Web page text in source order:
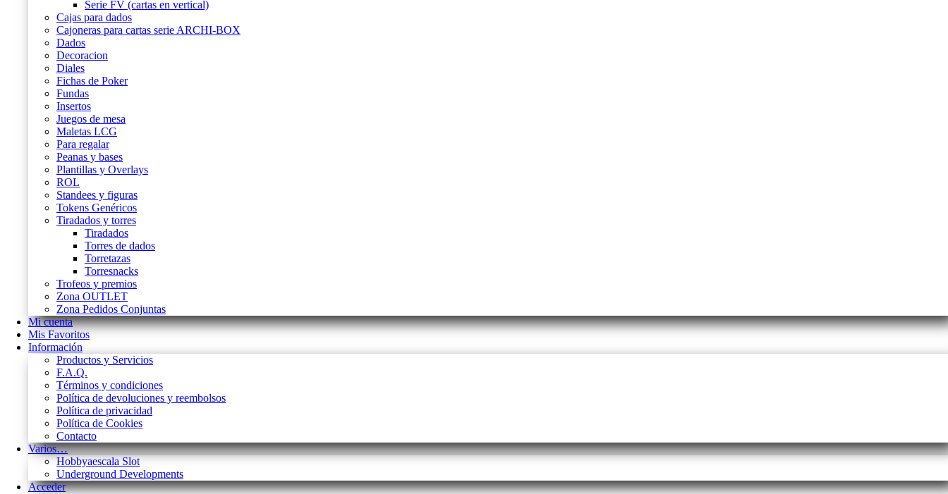
Serie FV (cartas en vertical)
Cajas para dados
Cajoneras para cartas serie ARCHI-BOX
Dados
Decoracion
Diales
Fichas de Poker
Fundas
Insertos
Juegos de mesa
Maletas LCG
Para regalar
Peanas y bases
Plantillas y Overlays
ROL
Standees y figuras
Tokens Genéricos
Tiradados y torres
Tiradados
Torres de dados
Torretazas
Torresnacks
Trofeos y premios
Zona OUTLET
Zona Pedidos Conjuntas
Mi cuenta
Mis Favoritos
Información
Productos y Servicios
F.A.Q.
Términos y condiciones
Política de devoluciones y reembolsos
Política de privacidad
Política de Cookies
Contacto
Varios…
Hobbyaescala Slot
Underground Developments
Acceder